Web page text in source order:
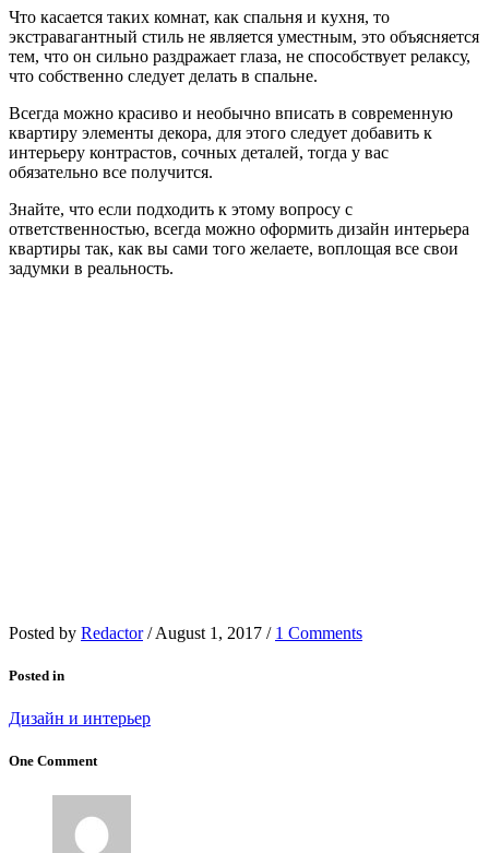
Что касается таких комнат, как спальня и кухня, то
экстравагантный стиль не является уместным, это объясняется
тем, что он сильно раздражает глаза, не способствует релаксу,
что собственно следует делать в спальне.
Всегда можно красиво и необычно вписать в современную
квартиру элементы декора, для этого следует добавить к
интерьеру контрастов, сочных деталей, тогда у вас
обязательно все получится.
Знайте, что если подходить к этому вопросу с
ответственностью, всегда можно оформить дизайн интерьера
квартиры так, как вы сами того желаете, воплощая все свои
задумки в реальность.
Posted by Redactor / August 1, 2017 / 1 Comments
Posted in
Дизайн и интерьер
One Comment